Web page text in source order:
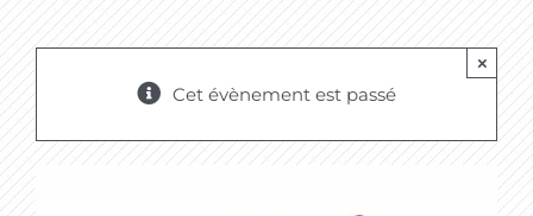
Cet évènement est passé
×